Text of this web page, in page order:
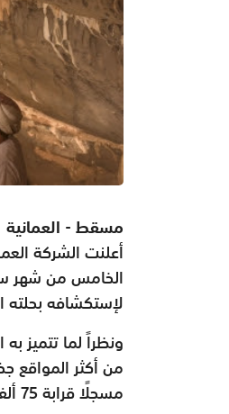
مسقط - العمانية
أعلنت الشركة
الخامس من شهر
لإستكشافه بحلته
ونظراً لما تتميز
من أكثر المواقع
مسجلًا قرابة 75 ألف زائر سنوياً قبل إغلاقه للصيانة في الفترة السابقة.